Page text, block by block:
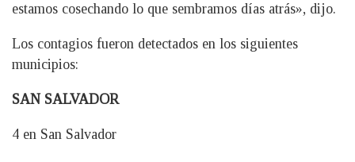
estamos cosechando lo que sembramos días atrás», dijo.
Los contagios fueron detectados en los siguientes
municipios:
SAN SALVADOR
4 en San Salvador